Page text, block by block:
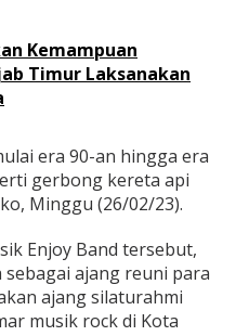
Kemampuan
Timur Laksanakan
era 90-an hingga era
gerbong kereta api
Minggu (26/02/23).
Enjoy Band tersebut,
sebagai ajang reuni para
ajang silaturahmi
musik rock di Kota